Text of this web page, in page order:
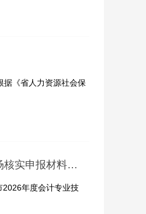
《省人力资源社会保
台州市2026年度会计专业技术高级会计师职务任职资格申报工作现场核实申报材料的通知
2026年度会计专业技